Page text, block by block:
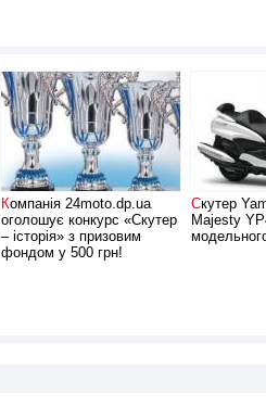
Компанія 24moto.dp.ua
оголошує конкурс «Скутер
– історія» з призовим
фондом у 500 грн!
Скутер Yamaha Grand
Majesty